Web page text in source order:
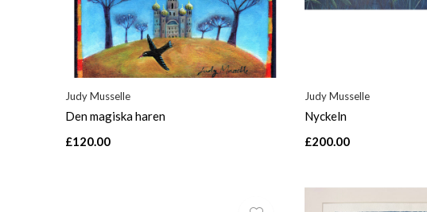
Judy Musselle
Den magiska haren
£120.00
Judy Musselle
Nyckeln
£200.00